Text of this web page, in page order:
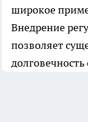
широкое
Внедрение
позволяет